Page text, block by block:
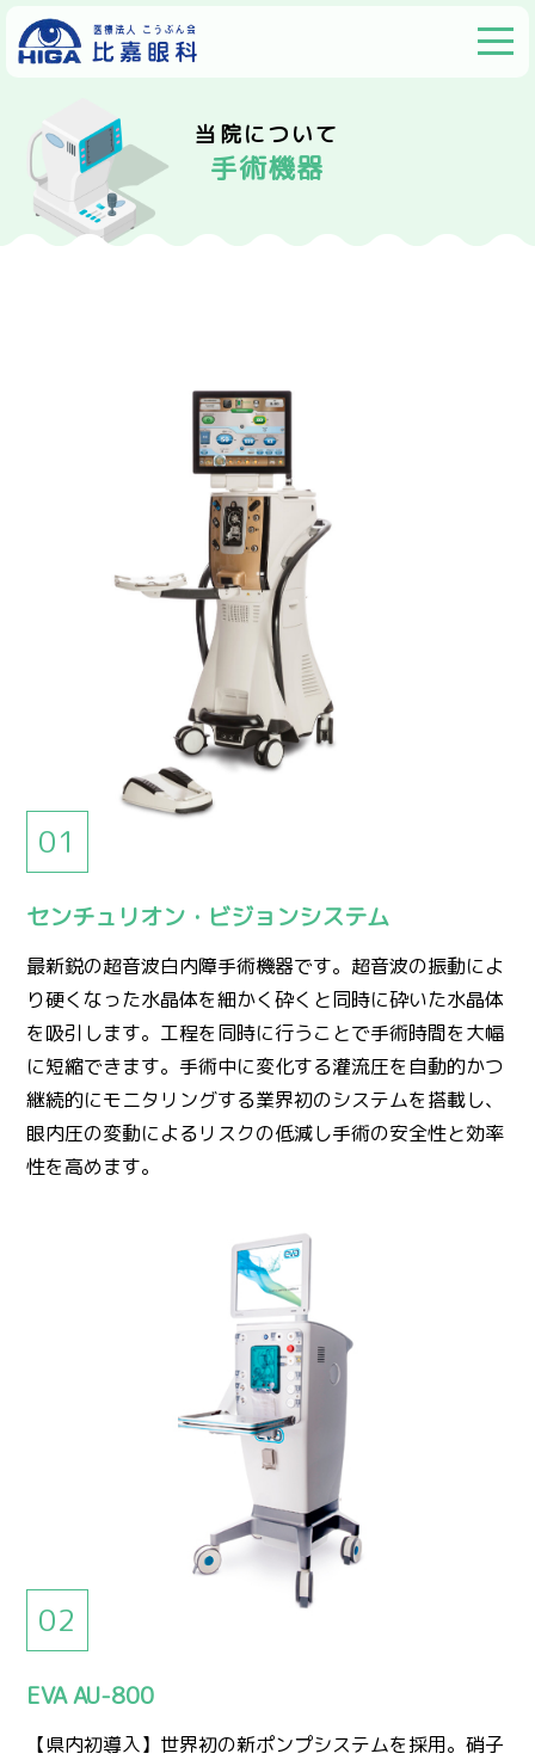
当院について
手術機器
センチュリオン・ビジョンシステム
最新鋭の超音波白内障手術機器です。超音波の振動によ
り硬くなった水晶体を細かく砕くと同時に砕いた水晶体
を吸引します。工程を同時に行うことで手術時間を大幅
に短縮できます。手術中に変化する灌流圧を自動的かつ
継続的にモニタリングする業界初のシステムを搭載し、
眼内圧の変動によるリスクの低減し手術の安全性と効率
性を高めます。
EVA AU-800
【県内初導入】世界初の新ポンプシステムを採用。硝子